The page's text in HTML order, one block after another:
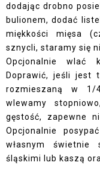
dodając drobno
bulionem, dodać
miękkości mięsa
sznycli, staramy się
Opcjonalnie wlać
Doprawić, jeśli jest
rozmieszaną w 1/
wlewamy
gęstość, zapewne
Opcjonalnie
własnym świetnie
śląskimi lub kaszą